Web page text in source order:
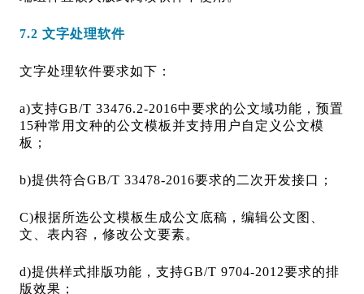
7.2 文字处理软件
文字处理软件要求如下：
a)支持GB/T 33476.2-2016中要求的公文域功能，预置
15种常用文种的公文模板并支持用户自定义公文模
板；
b)提供符合GB/T 33478-2016要求的二次开发接口；
C)根据所选公文模板生成公文底稿，编辑公文图、
文、表内容，修改公文要素。
d)提供样式排版功能，支持GB/T 9704-2012要求的排
版效果；